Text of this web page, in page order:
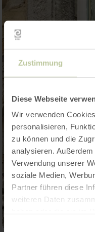
Zustimmung
Diese Webseite
Wir verwenden
personalisieren,
zu können und die
analysieren.
Verwendung unserer
soziale Medien,
Partner führen diese
weiteren Daten
Einwilligungsauswahl